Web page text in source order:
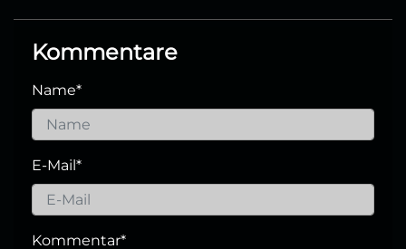
Kommentare
Name*
E-Mail*
Kommentar*